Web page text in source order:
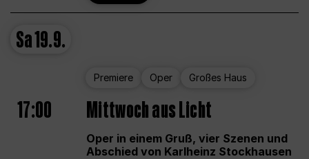
Sa19.9.
Premiere Oper Großes Haus
17:00 Mittwoch aus Licht
Oper in einem Gruß, vier Szenen und
Abschied von Karlheinz Stockhausen